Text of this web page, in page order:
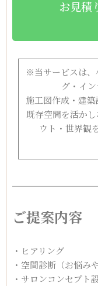
お見積
※当サービスは、
グ・イ
施工図作成・建築
既存空間を活か
ウト・世界観
ご提案内容
・ヒアリング
・空間診断（お悩み
・サロンコンセプト